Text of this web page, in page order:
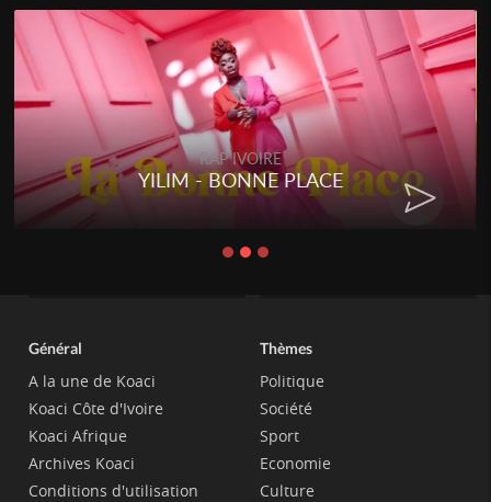
RAP IVOIRE
YILIM - BONNE PLACE
Général
A la une de Koaci
Koaci Côte d'Ivoire
Koaci Afrique
Archives Koaci
Conditions d'utilisation
Thèmes
Politique
Société
Sport
Economie
Culture